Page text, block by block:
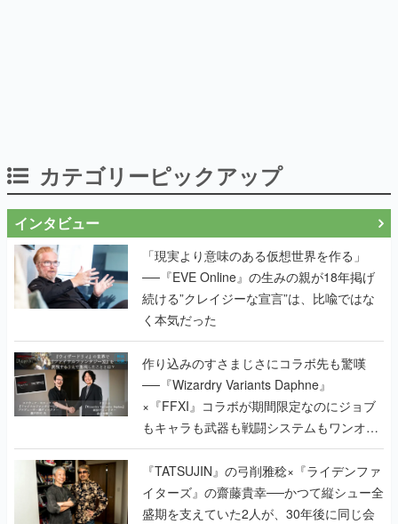
カテゴリーピックアップ
インタビュー
「現実より意味のある仮想世界を作る」
──『EVE Online』の生みの親が18年掲げ
続ける”クレイジーな宣言”は、比喩ではな
く本気だった
作り込みのすさまじさにコラボ先も驚嘆
──『Wizardry Variants Daphne』
×『FFXI』コラボが期間限定なのにジョブ
もキャラも武器も戦闘システムもワンオフ
で作り込まれた理由を両ディレクターに聞
く
『TATSUJIN』の弓削雅稔×『ライデンファ
イターズ』の齋藤貴幸──かつて縦シュー全
盛期を支えていた2人が、30年後に同じ会